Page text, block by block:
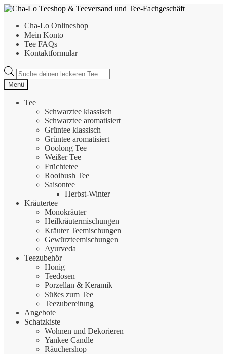
Zur
springen
Zum
springenCha-Lo Onlineshop
Mein Konto
Tee FAQs
Kontaktformular
Products
search
Menü
Tee
Schwarztee klassisch
Schwarztee aromatisiert
Grüntee klassisch
Grüntee aromatisiert
Ooolong Tee
Weißer Tee
Früchtetee
Rooibush Tee
Saisontee
Herbst-Winter
Kräutertee
Monokräuter
Heilkräutermischungen
Kräuter Teemischungen
Gewürzteemischungen
Ayurveda
Teezubehör
Honig
Teedosen
Porzellan & Keramik
Süßes zum Tee
Teezubereitung
Angebote
Schatzkiste
Wohnen und Dekorieren
Yankee Candle
Räuchershop